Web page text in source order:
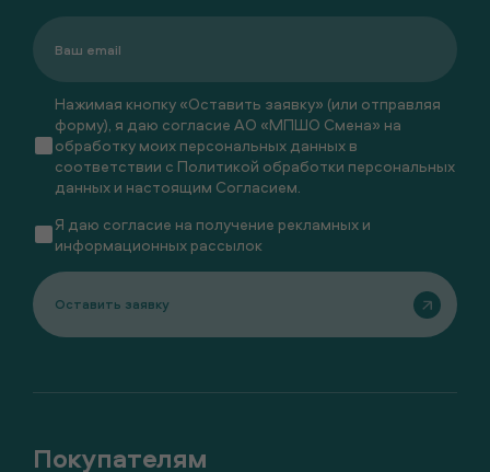
Нажимая кнопку «Оставить заявку» (или отправляя
форму), я даю согласие АО «МПШО Смена» на
обработку моих персональных данных в
соответствии с Политикой обработки персональных
данных и настоящим Согласием.
Я даю согласие на получение рекламных и
информационных рассылок
Оставить заявку